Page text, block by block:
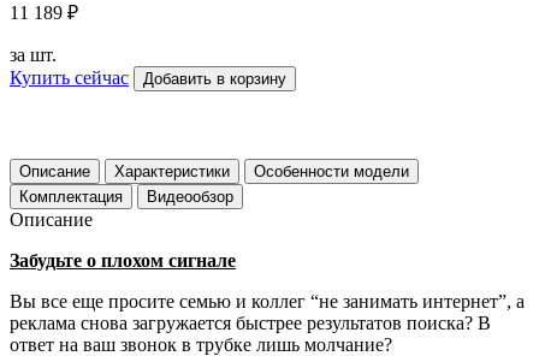
11 189 ₽
за шт.
Купить сейчас
Добавить в корзину
Описание Характеристики
Особенности модели
Комплектация
Видеообзор
Описание
Забудьте о плохом сигнале
Вы все еще просите семью и коллег “не занимать интернет”, а
реклама снова загружается быстрее результатов поиска? В
ответ на ваш звонок в трубке лишь молчание?